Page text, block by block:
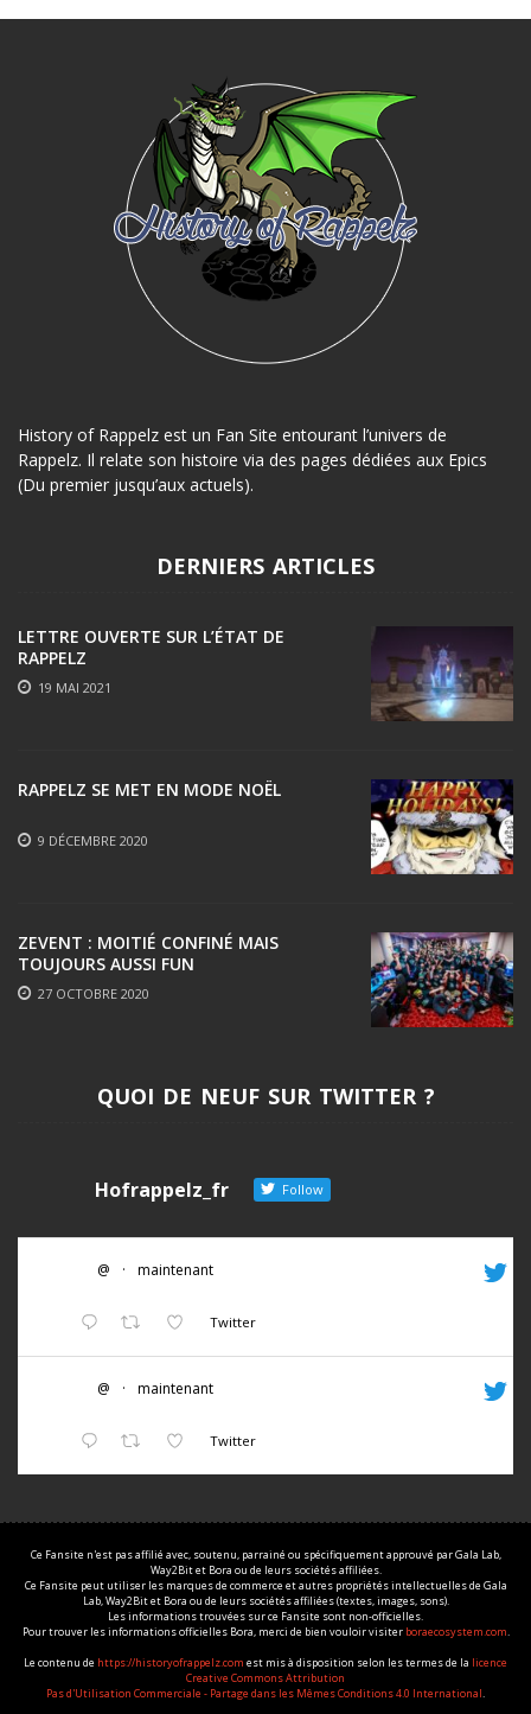
History of Rappelz est un Fan Site entourant l’univers de
Rappelz. Il relate son histoire via des pages dédiées aux Epics
(Du premier jusqu’aux actuels).
DERNIERS ARTICLES
LETTRE OUVERTE SUR L’ÉTAT DE
RAPPELZ
19 MAI 2021
RAPPELZ SE MET EN MODE NOËL
9 DÉCEMBRE 2020
ZEVENT : MOITIÉ CONFINÉ MAIS
TOUJOURS AUSSI FUN
27 OCTOBRE 2020
QUOI DE NEUF SUR TWITTER ?
Hofrappelz_fr Follow
@ · maintenant
Twitter
@ · maintenant
Twitter
Ce Fansite n'est pas affilié avec, soutenu, parrainé ou spécifiquement approuvé par Gala Lab,
Way2Bit et Bora ou de leurs sociétés affiliées.
Ce Fansite peut utiliser les marques de commerce et autres propriétés intellectuelles de Gala
Lab, Way2Bit et Bora ou de leurs sociétés affiliées (textes, images, sons).
Les informations trouvées sur ce Fansite sont non-officielles.
Pour trouver les informations officielles Bora, merci de bien vouloir visiter boraecosystem.com
Le contenu de https://historyofrappelz.com est mis à disposition selon les termes de la licence
Creative Commons Attribution
Pas d'Utilisation Commerciale - Partage dans les Mêmes Conditions 4.0 International